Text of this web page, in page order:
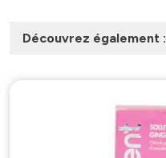
Découvrez également :